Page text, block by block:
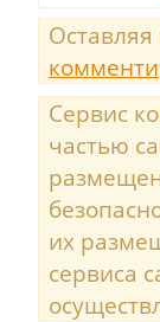
Сервис
частью
их
сервиса